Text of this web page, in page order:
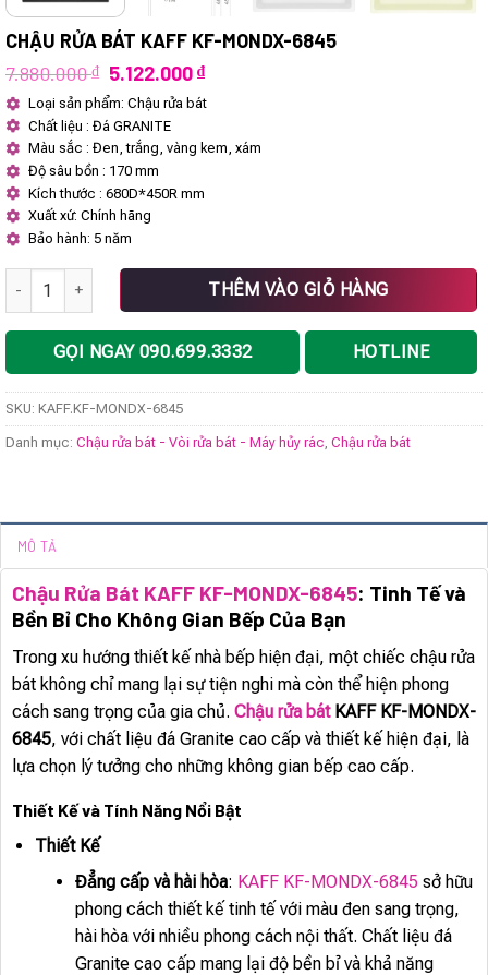
CHẬU RỬA BÁT KAFF KF-MONDX-6845
7.880.000₫ Giá
gốc
là:
7.880.000 ₫.
5.122.000₫Giá
tại
5.122.000 ₫.
Loại sản phẩm: Chậu rửa bát
Chất liệu : Đá GRANITE
Màu sắc : Đen, trắng, vàng kem, xám
Độ sâu bồn : 170 mm
Kích thước : 680D*450R mm
Xuất xứ: Chính hãng
Bảo hành: 5 năm
Chậu rửa bát KAFF KF-MONDX-6845 số lượng
THÊM VÀO GIỎ HÀNG
GỌI NGAY 090.699.3332 HOTLINE
SKU: KAFF.KF-MONDX-6845
Danh mục: Chậu rửa bát - Vòi rửa bát - Máy hủy rác Chậu rửa bát
MÔ TẢ
Chậu Rửa Bát KAFF KF-MONDX-6845: Tinh Tế và
Bền Bỉ Cho Không Gian Bếp Của Bạn
Trong xu hướng thiết kế nhà bếp hiện đại, một chiếc chậu rửa
bát không chỉ mang lại sự tiện nghi mà còn thể hiện phong
cách sang trọng của gia chủ. Chậu rửa bátKAFF KF-MONDX-
6845, với chất liệu đá Granite cao cấp và thiết kế hiện đại, là
lựa chọn lý tưởng cho những không gian bếp cao cấp.
Thiết Kế và Tính Năng Nổi Bật
Thiết Kế
Đẳng cấp và hài hòa: KAFF KF-MONDX-6845 sở hữu
phong cách thiết kế tinh tế với màu đen sang trọng,
hài hòa với nhiều phong cách nội thất. Chất liệu đá
Granite cao cấp mang lại độ bền bỉ và khả năng